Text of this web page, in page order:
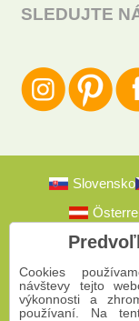
SLEDUJTE
Slovensko
Cookies
návštevy tejto
výkonnosti a
používaní. Na